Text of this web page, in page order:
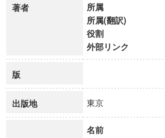
著者
所属
所属(翻訳)
役割
外部リンク
版
出版地 東京
名前